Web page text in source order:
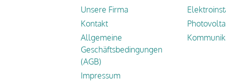
Unsere Firma
Kontakt
Allgemeine
Geschäftsbedingungen
(AGB)
Impressum